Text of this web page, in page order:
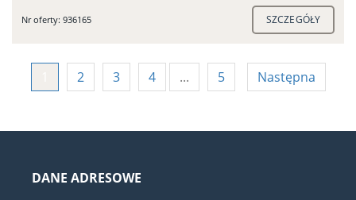
Nr oferty: 936165 SZCZEGÓŁY
2 3 4 ... 5 Następna
DANE ADRESOWE